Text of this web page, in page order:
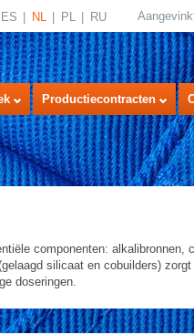
ES NL PL RU
Productiecontracten
componenten:
silicaat en cobuilders)
doseringen.